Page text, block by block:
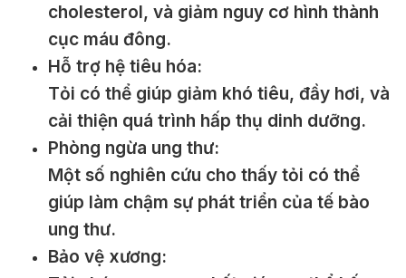
cholesterol, và giảm nguy cơ hình thành
cục máu đông.
Hỗ trợ hệ tiêu hóa:
Tỏi có thể giúp giảm khó tiêu, đầy hơi, và
cải thiện quá trình hấp thụ dinh dưỡng.
Phòng ngừa ung thư:
Một số nghiên cứu cho thấy tỏi có thể
giúp làm chậm sự phát triển của tế bào
ung thư.
Bảo vệ xương: